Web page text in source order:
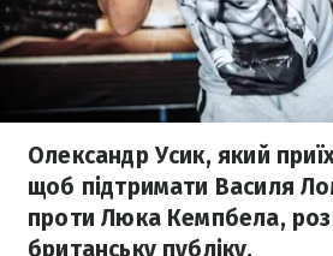
Олександр Усик, який
щоб підтримати Василя
проти Люка Кемпбела,
британську публіку.